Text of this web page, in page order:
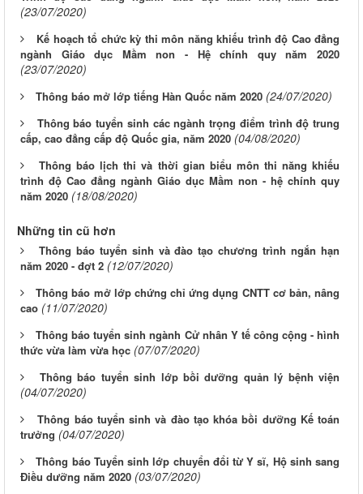
(23/07/2020)
Kế hoạch tổ chức kỳ thi môn năng khiếu trình độ Cao đẳng
ngành Giáo dục Mầm non - Hệ chính quy năm 2020
(23/07/2020)
Thông báo mở lớp tiếng Hàn Quốc năm 2020 (24/07/2020)
Thông báo tuyển sinh các ngành trọng điểm trình độ trung
cấp, cao đẳng cấp độ Quốc gia, năm 2020 (04/08/2020)
Thông báo lịch thi và thời gian biểu môn thi năng khiếu
trình độ Cao đẳng ngành Giáo dục Mầm non - hệ chính quy
năm 2020 (18/08/2020)
Những tin cũ hơn
Thông báo tuyển sinh và đào tạo chương trình ngắn hạn
năm 2020 - đợt 2 (12/07/2020)
Thông báo mở lớp chứng chỉ ứng dụng CNTT cơ bản, nâng
cao (11/07/2020)
Thông báo tuyển sinh ngành Cử nhân Y tế công cộng - hình
thức vừa làm vừa học (07/07/2020)
Thông báo tuyển sinh lớp bồi dưỡng quản lý bệnh viện
(04/07/2020)
Thông báo tuyển sinh và đào tạo khóa bồi dưỡng Kế toán
trưởng (04/07/2020)
Thông báo Tuyển sinh lớp chuyển đổi từ Y sĩ, Hộ sinh sang
Điều dưỡng năm 2020 (03/07/2020)